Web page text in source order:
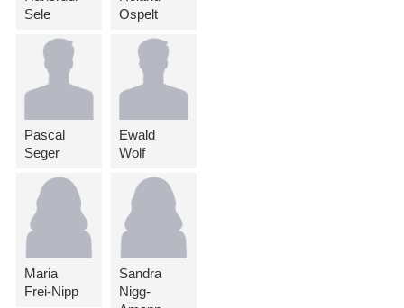
Sele
Pascal
Seger
Maria
Frei-Nipp
Ospelt
Ewald
Wolf
Sandra
Nigg-